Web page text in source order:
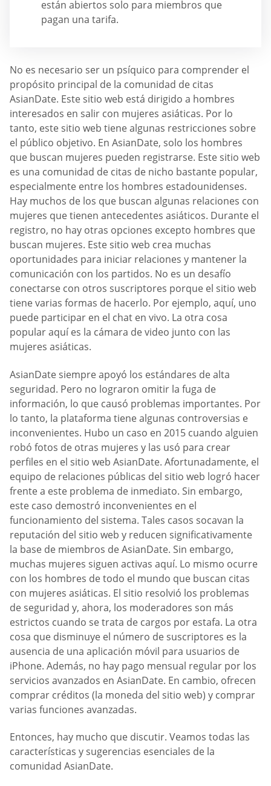
están abiertos solo para miembros que
pagan una tarifa.
No es necesario ser un psíquico para comprender el
propósito principal de la comunidad de citas
AsianDate. Este sitio web está dirigido a hombres
interesados en salir con mujeres asiáticas. Por lo
tanto, este sitio web tiene algunas restricciones sobre
el público objetivo. En AsianDate, solo los hombres
que buscan mujeres pueden registrarse. Este sitio web
es una comunidad de citas de nicho bastante popular,
especialmente entre los hombres estadounidenses.
Hay muchos de los que buscan algunas relaciones con
mujeres que tienen antecedentes asiáticos. Durante el
registro, no hay otras opciones excepto hombres que
buscan mujeres. Este sitio web crea muchas
oportunidades para iniciar relaciones y mantener la
comunicación con los partidos. No es un desafío
conectarse con otros suscriptores porque el sitio web
tiene varias formas de hacerlo. Por ejemplo, aquí, uno
puede participar en el chat en vivo. La otra cosa
popular aquí es la cámara de video junto con las
mujeres asiáticas.
AsianDate siempre apoyó los estándares de alta
seguridad. Pero no lograron omitir la fuga de
información, lo que causó problemas importantes. Por
lo tanto, la plataforma tiene algunas controversias e
inconvenientes. Hubo un caso en 2015 cuando alguien
robó fotos de otras mujeres y las usó para crear
perfiles en el sitio web AsianDate. Afortunadamente, el
equipo de relaciones públicas del sitio web logró hacer
frente a este problema de inmediato. Sin embargo,
este caso demostró inconvenientes en el
funcionamiento del sistema. Tales casos socavan la
reputación del sitio web y reducen significativamente
la base de miembros de AsianDate. Sin embargo,
muchas mujeres siguen activas aquí. Lo mismo ocurre
con los hombres de todo el mundo que buscan citas
con mujeres asiáticas. El sitio resolvió los problemas
de seguridad y, ahora, los moderadores son más
estrictos cuando se trata de cargos por estafa. La otra
cosa que disminuye el número de suscriptores es la
ausencia de una aplicación móvil para usuarios de
iPhone. Además, no hay pago mensual regular por los
servicios avanzados en AsianDate. En cambio, ofrecen
comprar créditos (la moneda del sitio web) y comprar
varias funciones avanzadas.
Entonces, hay mucho que discutir. Veamos todas las
características y sugerencias esenciales de la
comunidad AsianDate.